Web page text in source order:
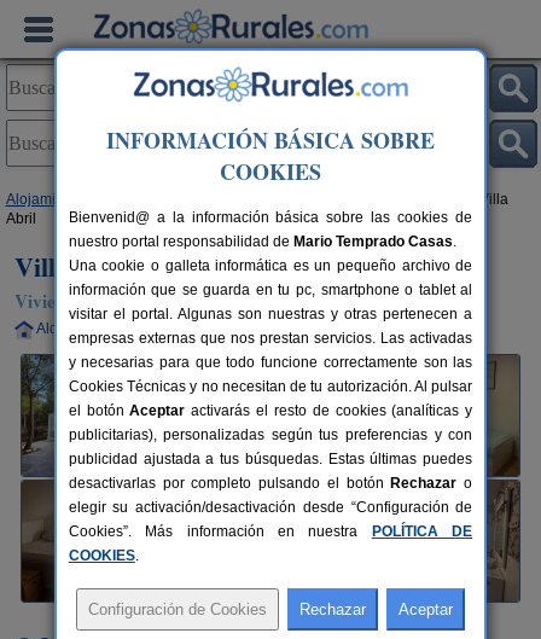
Alojamientos
> Villa
Abril
Villa Abril
Vivienda turística en Albalate de Zorita (Guadalajara)
Alquiler completo 76 km de Guadalajara
INFORMACIÓN BÁSICA SOBRE
COOKIES
Bienvenid@ a la información básica sobre las cookies de
nuestro portal responsabilidad de Mario Temprado Casas.
Una cookie o galleta informática es un pequeño archivo de
información que se guarda en tu pc, smartphone o tablet al
visitar el portal. Algunas son nuestras y otras pertenecen a
empresas externas que nos prestan servicios. Las activadas
y necesarias para que todo funcione correctamente son las
Cookies Técnicas y no necesitan de tu autorización. Al pulsar
el botónAceptar activarás el resto de cookies (analíticas y
publicitarias), personalizadas según tus preferencias y con
publicidad ajustada a tus búsquedas. Estas últimas puedes
desactivarlas por completo pulsando el botón Rechazar o
elegir su activación/desactivación desde “Configuración de
Cookies”. Más información en nuestra
POLÍTICA DE
COOKIES.